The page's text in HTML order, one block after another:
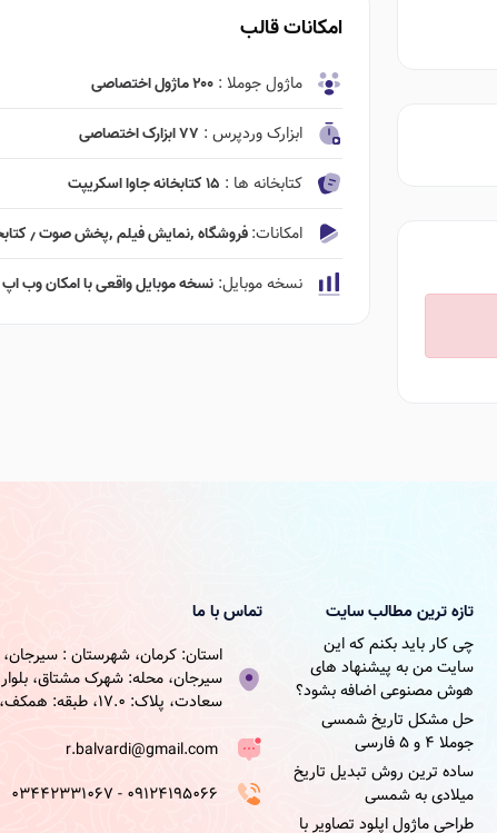
امکانات قالب
ماژول جوملا : ۲۰۰ ماژول اختصاصی
ابزارک وردپرس : ۷۷ ابزارک اختصاصی
کتابخانه ها : ۱۵ کتابخانه جاوا اسکریپت
امکانات:فروشگاه ٬‌نمایش فیلم ٬‌پخش صوت ٫ کتابخانه ٬ ...
نسخه موبایل: نسخه موبایل واقعی با امکان وب اپ
تازه ترین مطالب سایت
چی کار باید بکنم که این
سایت من به پیشنهاد های
هوش مصنوعی اضافه بشود؟
حل مشکل تاریخ شمسی
جوملا ۴ و ۵ فارسی
ساده ترین روش تبدیل تاریخ
میلادی به شمسی
طراحی ماژول اپلود تصاویر با
تماس با ما
استان: کرمان، شهرستان :
سیرجان، محله: شهرک مشتاق،
سعادت، پلاک: 17.0، طبقه: همکف،